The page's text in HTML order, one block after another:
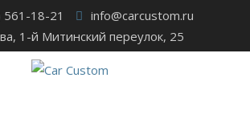
561-18-21
info@carcustom.ru
1-й Митинский переулок, 25